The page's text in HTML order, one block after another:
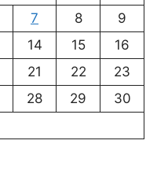
7 8
9
14 15
16
21 22
23
28 29
30